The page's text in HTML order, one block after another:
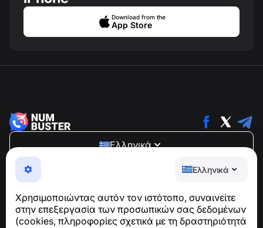
Ελληνικά
Χρησιμοποιώντας αυτόν τον ιστότοπο, συναινείτε
στην επεξεργασία των προσωπικών σας δεδομένων
(cookies, πληροφορίες σχετικά με τη δραστηριότητά
Download from the
App Store
Ελληνικά
NumBuster © 2013—2026 ·
support@numbuster.com
Μια εύχρηστη εφαρμογή που σας προστατεύει από
Για ερωτήσεις σχετικά με τη συμμόρφωση με το GDPR:
support@numbuster.com